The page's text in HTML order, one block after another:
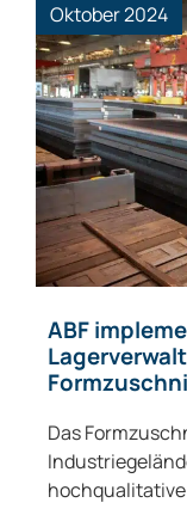
Oktober 2024
ABF
Das